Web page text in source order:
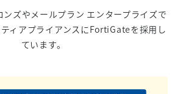
ンズやメールプラン エンタープライズで
ィアプライアンスにFortiGateを採用し
ています。